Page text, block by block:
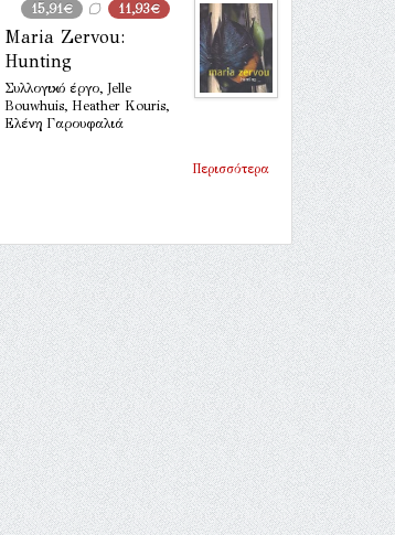
15,91€ 11,93€
Maria Zervou:
Hunting
Συλλογικό έργο, Jelle
Bouwhuis, Heather Kouris,
Ελένη Γαρουφαλιά
Περισσότερα